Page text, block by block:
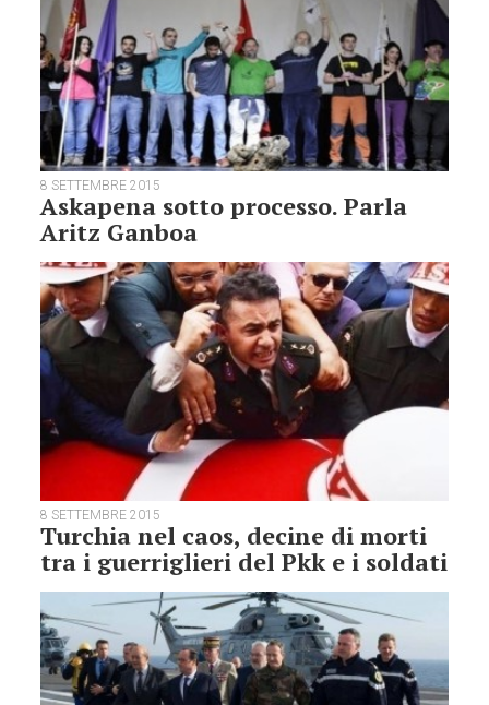
8 SETTEMBRE 2015
Askapena sotto processo. Parla
Aritz Ganboa
8 SETTEMBRE 2015
Turchia nel caos, decine di morti
tra i guerriglieri del Pkk e i soldati